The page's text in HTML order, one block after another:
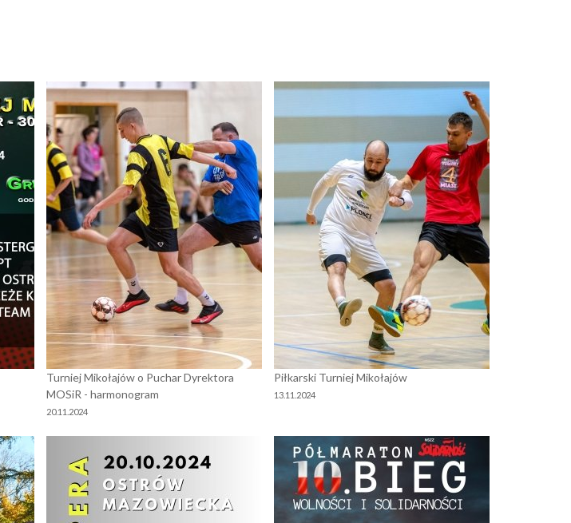
Turniej Mikołajów o Puchar Dyrektora
MOSiR - harmonogram
20.11.2024
Piłkarski Turniej Mikołajów
13.11.2024